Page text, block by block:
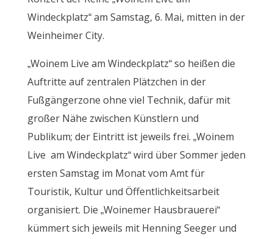
Windeckplatz“ am Samstag, 6. Mai, mitten in der
Weinheimer City.
„Woinem Live am Windeckplatz“ so heißen die
Auftritte auf zentralen Plätzchen in der
Fußgängerzone ohne viel Technik, dafür mit
großer Nähe zwischen Künstlern und
Publikum; der Eintritt ist jeweils frei. „Woinem
Live am Windeckplatz“ wird über Sommer jeden
ersten Samstag im Monat vom Amt für
Touristik, Kultur und Öffentlichkeitsarbeit
organisiert. Die „Woinemer Hausbrauerei“
kümmert sich jeweils mit Henning Seeger und